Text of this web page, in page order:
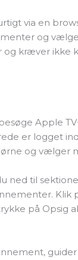
via en
og
kræver ikke
Apple
er logget
og vælger
ned til
Klik
på Opsig